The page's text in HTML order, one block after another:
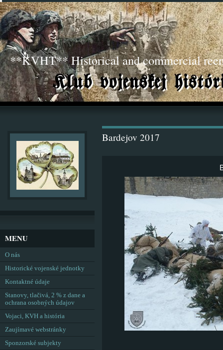
**KVHT** Historical and commercial
Bardejov 2017
MENU
O nás
Historické vojenské jednotky
Kontaktné údaje
Stanovy, tlačivá, 2 % z dane a
ochrana osobných údajov
Vojaci, KVH a história
Zaujímavé webstránky
Sponzorské subjekty